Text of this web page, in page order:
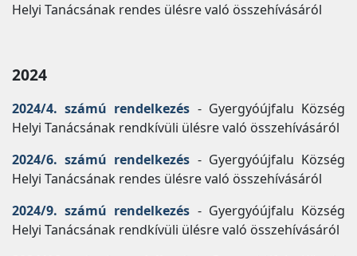
Helyi Tanácsának rendes ülésre való összehívásáról
2024
2024/4. számú rendelkezés - Gyergyóújfalu Község
Helyi Tanácsának rendkívüli ülésre való összehívásáról
2024/6. számú rendelkezés - Gyergyóújfalu Község
Helyi Tanácsának rendes ülésre való összehívásáról
2024/9. számú rendelkezés - Gyergyóújfalu Község
Helyi Tanácsának rendkívüli ülésre való összehívásáról